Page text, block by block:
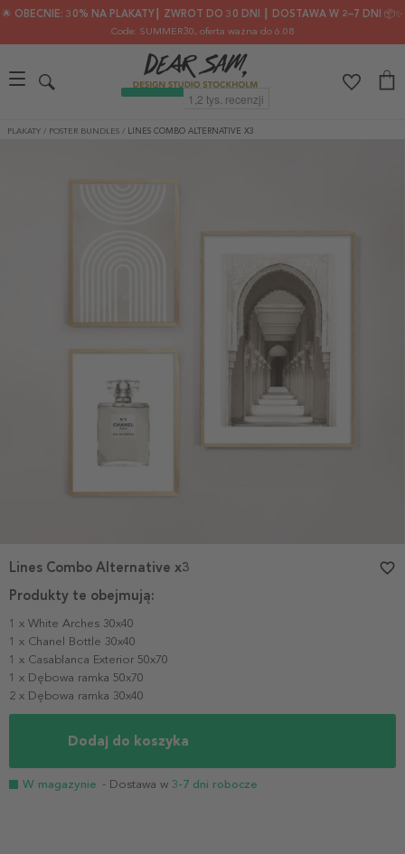
🌟 OBECNIE: 30% NA PLAKATY┃ ZWROT DO 30 DNI ┃ DOSTAWA W 2–7 DNI 📦✨
Code: SUMMER30, oferta ważna do 6.08
PLAKATY / POSTER BUNDLES / LINES COMBO ALTERNATIVE X3
Produkty te obejmują:
1 x White Arches 30x40
1 x Chanel Bottle 30x40
1 x Casablanca Exterior 50x70
1 x Dębowa ramka 50x70
2 x Dębowa ramka 30x40
Dodaj do koszyka
W magazynie - Dostawa w 3-7 dni robocze
Lines Combo Alternative x3 favorite_border